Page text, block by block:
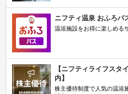
ニフティ温泉 おふろパ
温浴施設をお得に楽しめる
【ニフティライフスタ
内】
株主優待制度で人気の温浴